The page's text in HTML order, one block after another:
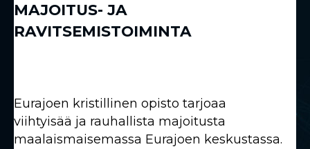
MAJOITUS- JA
RAVITSEMISTOIMINTA
Eurajoen kristillinen opisto tarjoaa
viihtyisää ja rauhallista majoitusta
maalaismaisemassa Eurajoen keskustassa.